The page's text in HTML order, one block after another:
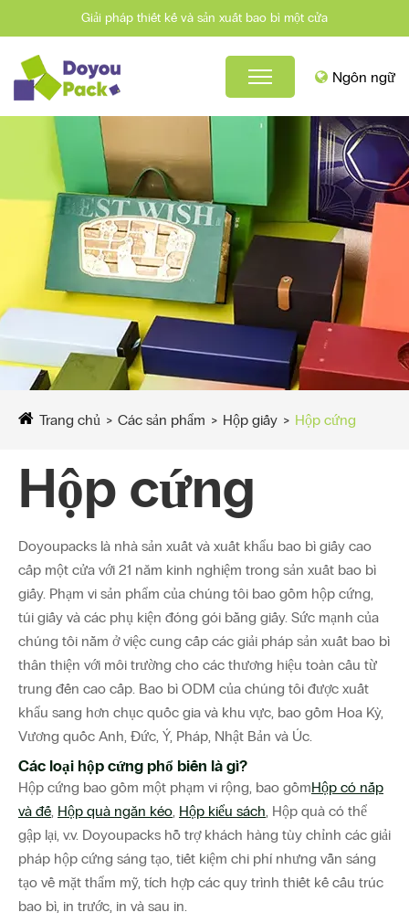
Giải pháp thiết kế và sản xuất bao bì một cửa
Ngôn ngữ
Trang chủ Các sản phẩm Hộp giấy Hộp cứng
Hộp cứng
Doyoupacks là nhà sản xuất và xuất khẩu bao bì giấy cao
cấp một cửa với 21 năm kinh nghiệm trong sản xuất bao bì
giấy. Phạm vi sản phẩm của chúng tôi bao gồm hộp cứng,
túi giấy và các phụ kiện đóng gói bằng giấy. Sức mạnh của
chúng tôi nằm ở việc cung cấp các giải pháp sản xuất bao bì
thân thiện với môi trường cho các thương hiệu toàn cầu từ
trung đến cao cấp. Bao bì ODM của chúng tôi được xuất
khẩu sang hơn chục quốc gia và khu vực, bao gồm Hoa Kỳ,
Vương quốc Anh, Đức, Ý, Pháp, Nhật Bản và Úc.
Các loại hộp cứng phổ biến là gì?
Hộp cứng bao gồm một phạm vi rộng, bao gồmHộp có nắp
và đế, Hộp quà ngăn kéo, Hộp kiểu sách, Hộp quà có thể
gập lại, v.v. Doyoupacks hỗ trợ khách hàng tùy chỉnh các giải
pháp hộp cứng sáng tạo, tiết kiệm chi phí nhưng vẫn sáng
tạo về mặt thẩm mỹ, tích hợp các quy trình thiết kế cấu trúc
bao bì, in trước, in và sau in.